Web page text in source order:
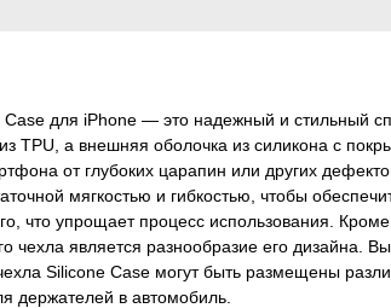
для iPhone — это надежный и стильный
TPU, а внешняя оболочка из силикона с
от глубоких царапин или других
мягкостью и гибкостью, чтобы
что упрощает процесс использования.
чехла является разнообразие его
Silicone Case могут быть размещены
держателей в автомобиль.